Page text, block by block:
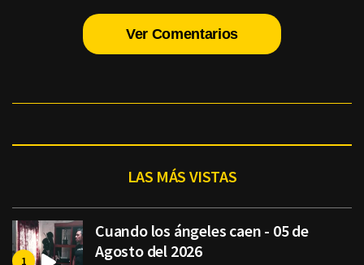
Ver Comentarios
LAS MÁS VISTAS
Cuando los ángeles caen - 05 de
Agosto del 2026